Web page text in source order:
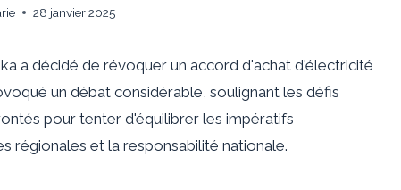
28 janvier 2025
a décidé de révoquer un accord d'achat d'électricité
un débat considérable, soulignant les défis
pour tenter d'équilibrer les impératifs
régionales et la responsabilité nationale.